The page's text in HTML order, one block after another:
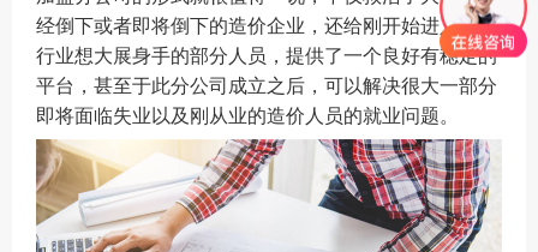
经倒下或者即将倒下的造价企业，还给刚开始进入造价
行业想大展身手的部分人员，提供了一个良好有稳定的
平台，甚至于此分公司成立之后，可以解决很大一部分
即将面临失业以及刚从业的造价人员的就业问题。